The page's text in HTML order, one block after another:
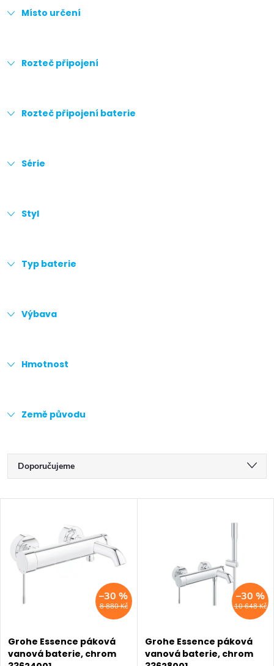
Místo určení
Rozteč připojení
Rozteč připojení baterie
Série
Styl
Typ baterie
Výbava
Hmotnost
Země původu
Ř
a
e
n
p
r
Doporučujeme
Nejprodávanější
Abecedně
ý
p
p
8 880 Kč
–30 %
Grohe Essence páková
vanová baterie, chrom
10 648 Kč
–30 %
Grohe Essence páková
vanová baterie, chrom